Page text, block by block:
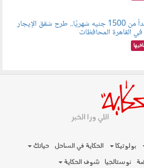
بمقابل يبدأ من 1500 جنيه شهريًا.. طرح شقق الإيجار
في القاهرة المحافظات
بولوتيكا الحكاية في الساحل
حياتك
نوستالجيا شوف الحكاية